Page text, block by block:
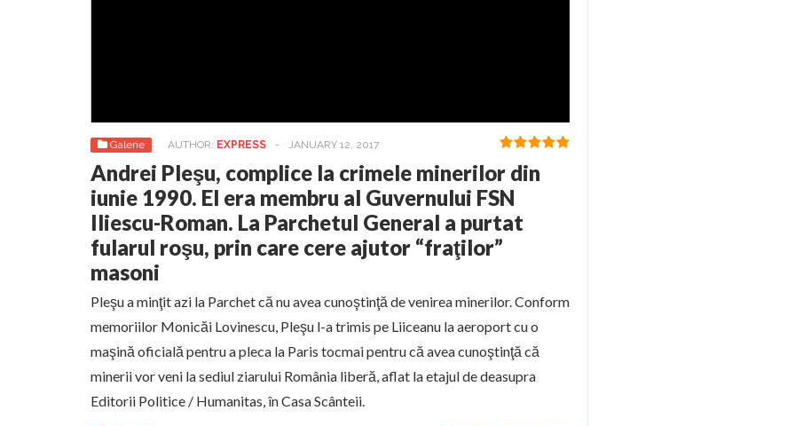
Galerie AUTHOR: EXPRESS - JANUARY 12, 2017
Andrei Pleşu, complice la crimele minerilor din
iunie 1990. El era membru al Guvernului FSN
Iliescu-Roman. La Parchetul General a purtat
fularul roşu, prin care cere ajutor “fraţilor”
masoni
Pleşu a minţit azi la Parchet că nu avea cunoştinţă de venirea minerilor. Conform
memoriilor Monicăi Lovinescu, Pleşu l-a trimis pe Liiceanu la aeroport cu o
maşină oficială pentru a pleca la Paris tocmai pentru că avea cunoştinţă că
minerii vor veni la sediul ziarului România liberă, aflat la etajul de deasupra
Editorii Politice / Humanitas, în Casa Scânteii.